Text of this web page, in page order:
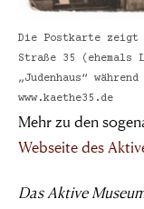
Die Postkarte zeigt
Straße 35
„Judenhaus“
www.kaethe35.de
Mehr zu den
Webseite des
Das Aktive